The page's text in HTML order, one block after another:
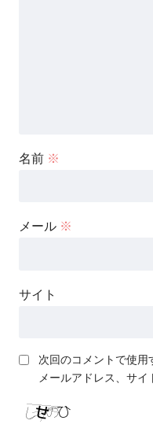
名前 ※
メール ※
サイト
次回のコメントで使用
メールアドレス、サイ